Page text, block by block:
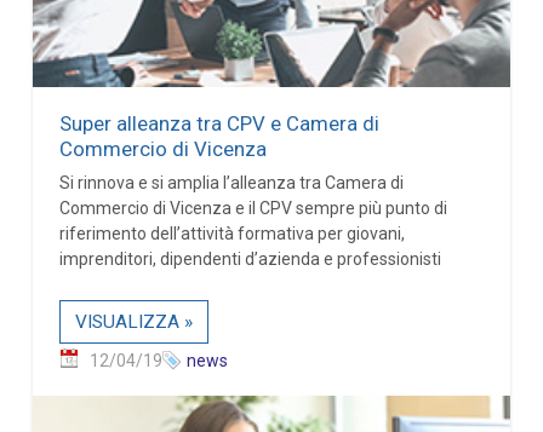
Super alleanza tra CPV e Camera di
Commercio di Vicenza
Si rinnova e si amplia l’alleanza tra Camera di
Commercio di Vicenza e il CPV sempre più punto di
riferimento dell’attività formativa per giovani,
imprenditori, dipendenti d’azienda e professionisti
VISUALIZZA »
12/04/19 news